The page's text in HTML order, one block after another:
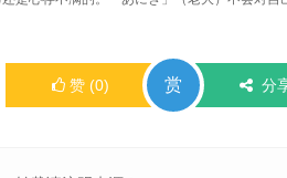
赞 (0) 赏 分